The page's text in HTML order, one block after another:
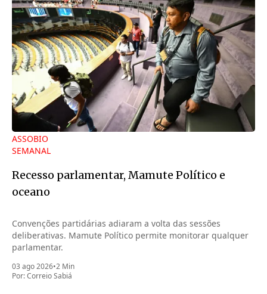
ASSOBIO
SEMANAL
Recesso parlamentar, Mamute Político e
oceano
Convenções partidárias adiaram a volta das sessões
deliberativas. Mamute Político permite monitorar qualquer
parlamentar.
03 ago 2026•2 Min
Por:Correio Sabiá